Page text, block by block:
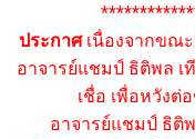
ประกาศเนื่องจากขณ
อาจารย์แชมป์ ธิติพล เ
เชื่อ เพื่อหวัง
อาจารย์แชมป์ ธิติ